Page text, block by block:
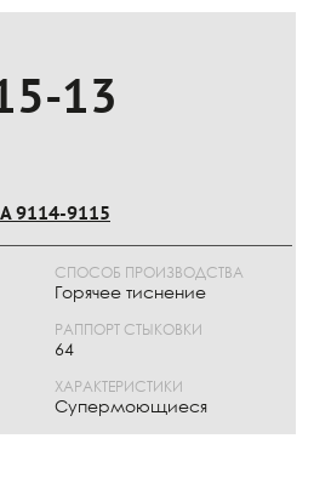
13
9114-9115
СПОСОБ ПРОИЗВОДСТВА
Горячее тиснение
РАППОРТ СТЫКОВКИ
64
ХАРАКТЕРИСТИКИ
Супермоющиеся